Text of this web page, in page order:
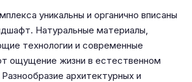
уникальны и органично вписаны
Натуральные материалы,
технологии и современные
ощущение жизни в естественном
архитектурных и